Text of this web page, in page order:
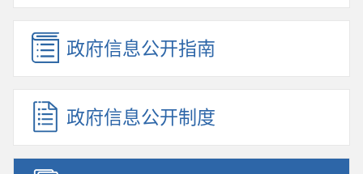
政府信息公开指南
政府信息公开制度